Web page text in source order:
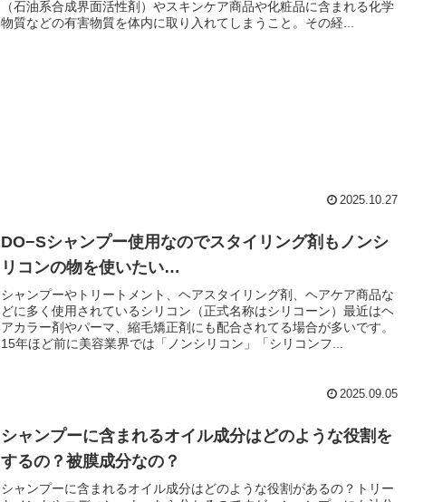
（石油系合成界面活性剤）やスキンケア商品や化粧品に含まれる化学
物質などの有害物質を体内に取り入れてしまうこと。その経...
2025.10.27
DO−Sシャンプー使用なのでスタイリング剤もノンシ
リコンの物を使いたい…
シャンプーやトリートメント、ヘアスタイリング剤、ヘアケア商品な
どに多く使用されているシリコン（正式名称はシリコーン）最近はヘ
アカラー剤やパーマ、縮毛矯正剤にも配合されてる場合が多いです。
15年ほど前に美容業界では「ノンシリコン」「シリコンフ...
2025.09.05
シャンプーに含まれるオイル成分はどのような役割を
するの？被膜成分なの？
シャンプーに含まれるオイル成分はどのような役割があるの？トリー